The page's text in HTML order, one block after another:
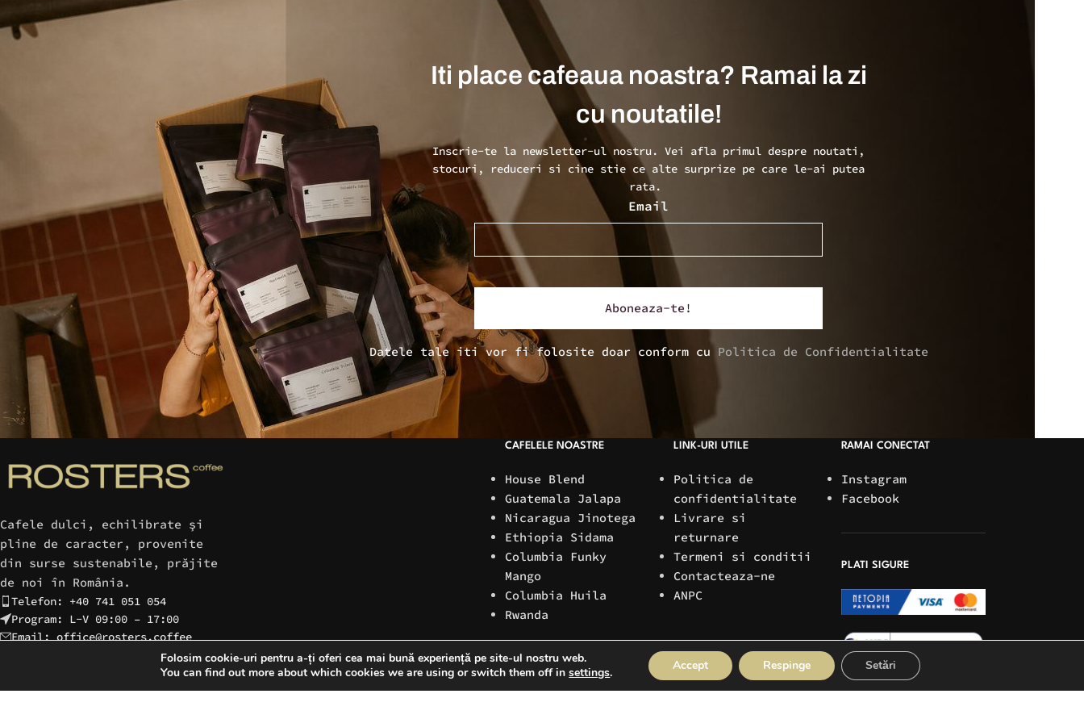
Iti place cafeaua noastra? Ramai la zi
cu noutatile!
Inscrie-te la newsletter-ul nostru. Vei afla primul despre noutati,
stocuri, reduceri si cine stie ce alte surprize pe care le-ai putea
rata.
Email
Datele tale iti vor fi folosite doar conform cu Politica de Confidentialitate
Cafele dulci, echilibrate şi
pline de caracter, provenite
din surse sustenabile, prăjite
de noi în România.
Telefon: +40 741 051 054
Program: L-V 09:00 – 17:00
Email: office@rosters.coffee
CAFELELE NOASTRE
House Blend
Guatemala Jalapa
Nicaragua Jinotega
Ethiopia Sidama
Columbia Funky
Mango
Columbia Huila
Rwanda
LINK-URI UTILE
Politica de
confidentialitate
Livrare si
returnare
Termeni si conditii
Contacteaza-ne
ANPC
RAMAI CONECTAT
Instagram
Facebook
PLATI SIGURE
Folosim cookie-uri pentru a-ți oferi cea mai bună experiență pe site-ul nostru web.
You can find out more about which cookies we are using or switch them off insettings. Accept Respinge Setări